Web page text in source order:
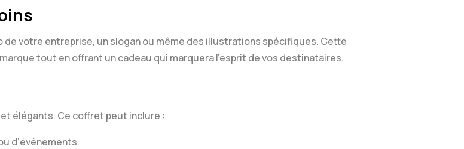
votre entreprise, un slogan ou même des illustrations spécifiques. Cette
tout en offrant un cadeau qui marquera l’esprit de vos destinataires.
élégants. Ce coffret peut inclure :
d’événements.